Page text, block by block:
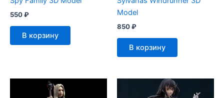
550₽
В корзину
Model
850₽
В корзину